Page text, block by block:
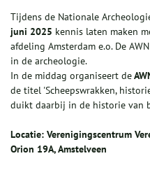
Tijdens de Nationale
juni 2025 kennis laten maken
afdeling Amsterdam e.o. De
in de archeologie.
In de middag organiseert de
de titel 'Scheepswrakken,
duikt daarbij in de historie van
Locatie: Verenigingscentrum
Orion 19A, Amstelveen